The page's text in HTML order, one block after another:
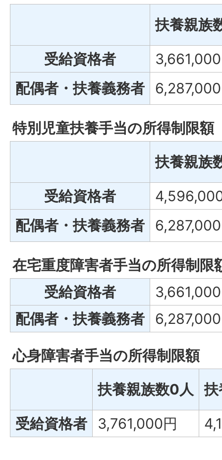
扶養親族
受給資格者
配偶者・扶養義務者
特別児童扶養手当の所得制限額
扶養親族
受給資格者
配偶者・扶養義務者
在宅重度障害者手当の所得制限
受給資格者
配偶者・扶養義務者
心身障害者手当の所得制限額
扶養親族数0人
扶
受給資格者
3,761,000円